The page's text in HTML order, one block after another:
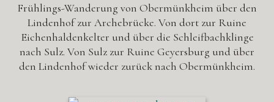
Frühlings-Wanderung von Obermünkheim über den
Lindenhof zur Archebrücke. Von dort zur Ruine
Eichenhaldenkelter und über die Schleifbachklinge
nach Sulz. Von Sulz zur Ruine Geyersburg und über
den Lindenhof wieder zurück nach Obermünkheim.